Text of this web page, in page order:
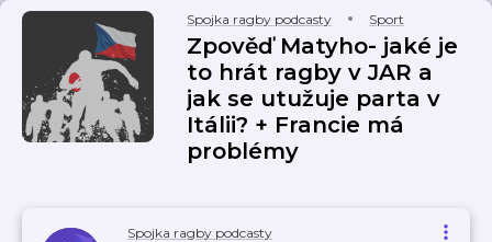
Spojka ragby podcasty Sport
Zpověď Matyho- jaké je
to hrát ragby v JAR a
jak se utužuje parta v
Itálii? + Francie má
problémy
Spojka ragby podcasty